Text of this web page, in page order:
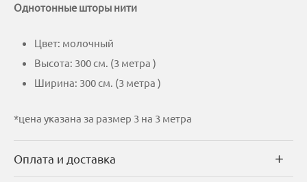
Однотонные шторы нити
Цвет: молочный
Высота: 300 см. (3 метра )
Ширина: 300 см. (3 метра )
*цена указана за размер 3 на 3 метра
Оплата и доставка